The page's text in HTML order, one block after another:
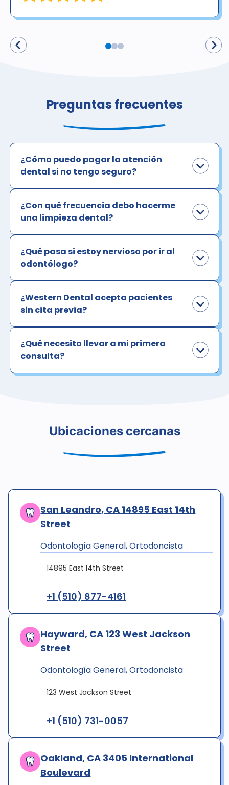
Preguntas frecuentes
¿Cómo puedo pagar la atención
dental si no tengo seguro?
¿Con qué frecuencia debo hacerme
una limpieza dental?
¿Qué pasa si estoy nervioso por ir al
odontólogo?
¿Western Dental acepta pacientes
sin cita previa?
¿Qué necesito llevar a mi primera
consulta?
Ubicaciones cercanas
San Leandro, CA 14895 East 14th
Street
Odontología General, Ortodoncista
14895 East 14th Street
+1 (510) 877-4161
Hayward, CA 123 West Jackson
Street
Odontología General, Ortodoncista
123 West Jackson Street
+1 (510) 731-0057
Oakland, CA 3405 International
Boulevard